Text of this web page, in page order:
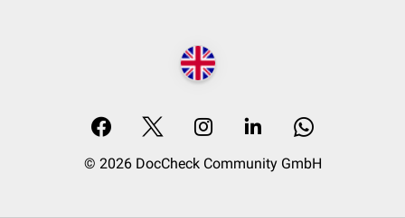
© 2026 DocCheck Community GmbH